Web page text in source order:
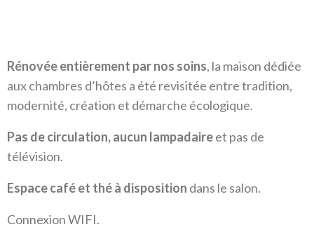
Rénovée entièrement par nos soins, la maison dédiée
aux chambres d’hôtes a été revisitée entre tradition,
modernité, création et démarche écologique.
Pas de circulation, aucun lampadaireet pas de
télévision.
Espace café et thé à disposition dans le salon.
Connexion WIFI.